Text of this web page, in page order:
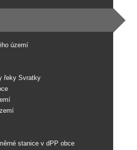
území
řeky Svratky
stanice v dPP obce